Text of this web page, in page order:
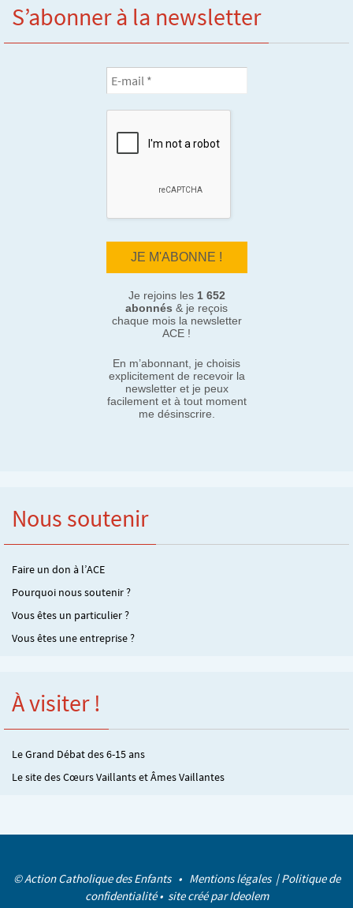
S’abonner à la newsletter
Je rejoins les 1 652
abonnés & je reçois
chaque mois la newsletter
ACE !
En m’abonnant, je choisis
explicitement de recevoir la
newsletter et je peux
facilement et à tout moment
me désinscrire.
Nous soutenir
Faire un don à l’ACE
Pourquoi nous soutenir ?
Vous êtes un particulier ?
Vous êtes une entreprise ?
À visiter !
Le Grand Débat des 6-15 ans
Le site des Cœurs Vaillants et Âmes Vaillantes
© Action Catholique des Enfants • Mentions légales |Politique de
confidentialité• site créé parIdeolem